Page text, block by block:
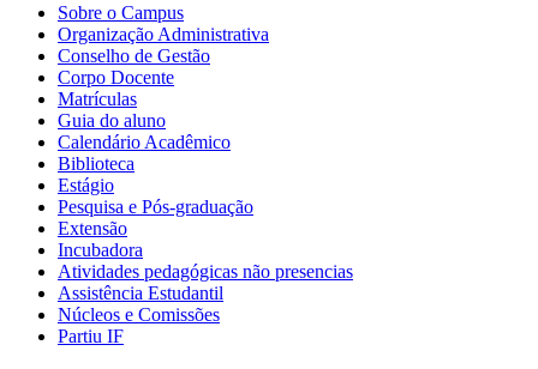
Sobre o Campus
Organização Administrativa
Conselho de Gestão
Corpo Docente
Matrículas
Guia do aluno
Calendário Acadêmico
Biblioteca
Estágio
Pesquisa e Pós-graduação
Extensão
Incubadora
Atividades pedagógicas não presencias
Assistência Estudantil
Núcleos e Comissões
Partiu IF